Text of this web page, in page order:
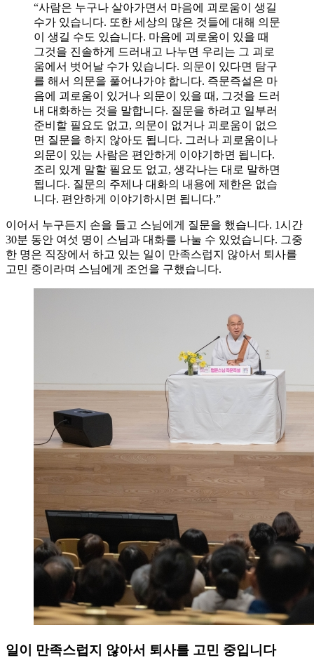
“사람은 누구나 살아가면서 마음에 괴로움이 생길
수가 있습니다. 또한 세상의 많은 것들에 대해 의문
이 생길 수도 있습니다. 마음에 괴로움이 있을 때
그것을 진솔하게 드러내고 나누면 우리는 그 괴로
움에서 벗어날 수가 있습니다. 의문이 있다면 탐구
를 해서 의문을 풀어나가야 합니다. 즉문즉설은 마
음에 괴로움이 있거나 의문이 있을 때, 그것을 드러
내 대화하는 것을 말합니다. 질문을 하려고 일부러
준비할 필요도 없고, 의문이 없거나 괴로움이 없으
면 질문을 하지 않아도 됩니다. 그러나 괴로움이나
의문이 있는 사람은 편안하게 이야기하면 됩니다.
조리 있게 말할 필요도 없고, 생각나는 대로 말하면
됩니다. 질문의 주제나 대화의 내용에 제한은 없습
니다. 편안하게 이야기하시면 됩니다.”
이어서 누구든지 손을 들고 스님에게 질문을 했습니다. 1시간
30분 동안 여섯 명이 스님과 대화를 나눌 수 있었습니다. 그중
한 명은 직장에서 하고 있는 일이 만족스럽지 않아서 퇴사를
고민 중이라며 스님에게 조언을 구했습니다.
일이 만족스럽지 않아서 퇴사를 고민 중입니다